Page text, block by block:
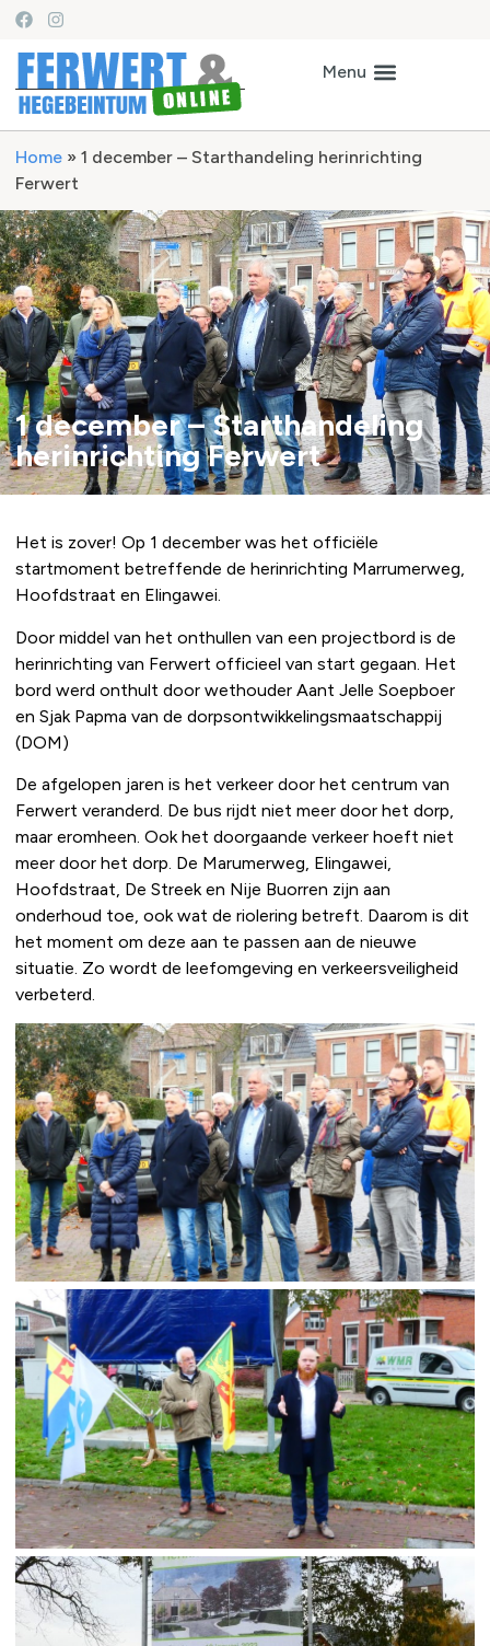
Home » 1 december – Starthandeling herinrichting
Ferwert
1 december – Starthandeling
herinrichting Ferwert
Het is zover! Op 1 december was het officiële
startmoment betreffende de herinrichting Marrumerweg,
Hoofdstraat en Elingawei.
Door middel van het onthullen van een projectbord is de
herinrichting van Ferwert officieel van start gegaan. Het
bord werd onthult door wethouder Aant Jelle Soepboer
en Sjak Papma van de dorpsontwikkelingsmaatschappij
(DOM)
De afgelopen jaren is het verkeer door het centrum van
Ferwert veranderd. De bus rijdt niet meer door het dorp,
maar eromheen. Ook het doorgaande verkeer hoeft niet
meer door het dorp. De Marumerweg, Elingawei,
Hoofdstraat, De Streek en Nije Buorren zijn aan
onderhoud toe, ook wat de riolering betreft. Daarom is dit
het moment om deze aan te passen aan de nieuwe
situatie. Zo wordt de leefomgeving en verkeersveiligheid
verbeterd.